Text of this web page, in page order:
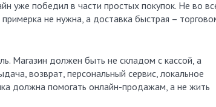
уже победил в части простых покупок. Не во
не нужна, а доставка быстрая –
Магазин должен быть не складом с кассой, а
возврат, персональный сервис, локальное
должна помогать онлайн-продажам, а не жить